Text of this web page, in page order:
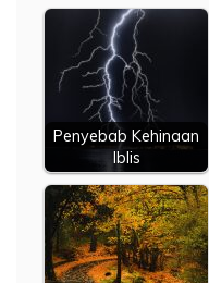
Penyebab Kehinaan
Iblis